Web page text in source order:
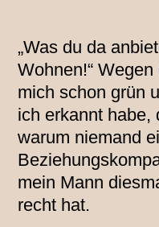
„Was du da
Wohnen!“
mich schon grün
ich erkannt habe,
warum niemand
mein Mann
recht hat.